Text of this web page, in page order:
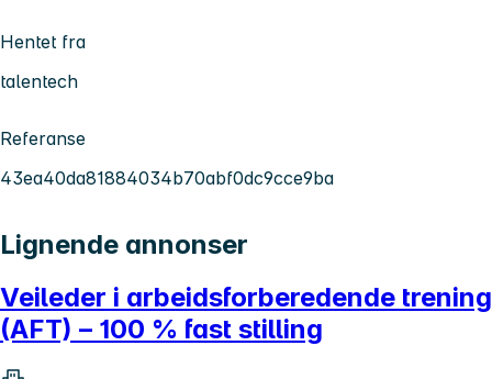
Hentet fra
talentech
Referanse
43ea40da81884034b70abf0dc9cce9ba
Lignende annonser
Veileder i arbeidsforberedende trening
(AFT) – 100 % fast stilling